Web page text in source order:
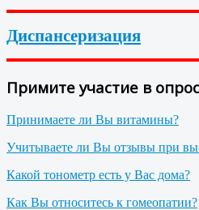
Диспансеризация
Примите участие в
Принимаете ли Вы витамины?
Учитываете ли Вы отзывы при
Какой тонометр есть у Вас дома?
Как Вы относитесь к гомеопатии?